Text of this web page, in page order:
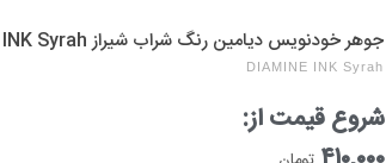
جوهر خودنویس دیامین رنگ شراب شیراز DIAMINE INK Syrah
DIAMINE INK Syrah
شروع قیمت از: